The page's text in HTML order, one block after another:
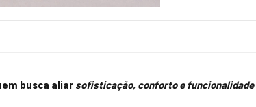
busca aliar sofisticação, conforto e funcionalidade